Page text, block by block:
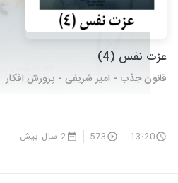
عزت نفس (4)
قانون جذب - امیر شریفی - پرورش افکار
13:20
573 2 سال پیش